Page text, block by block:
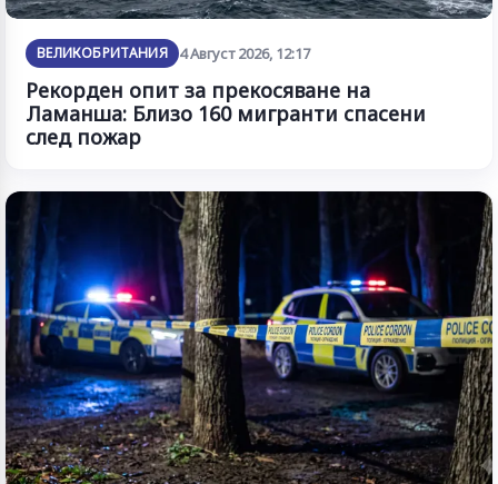
ВЕЛИКОБРИТАНИЯ 4 Август 2026, 12:17
Рекорден опит за прекосяване на
Ламанша: Близо 160 мигранти спасени
след пожар